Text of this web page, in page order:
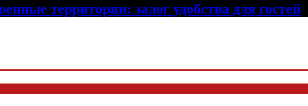
территории: залог удобства для гостей